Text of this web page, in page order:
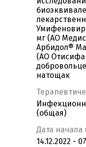
Умифеновир
мг (АО
Арбидол®
(АО
натощак
(общая)
Дата начала
14.12.2022 -